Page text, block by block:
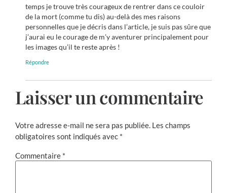
temps je trouve très courageux de rentrer dans ce couloir
de la mort (comme tu dis) au-delà des mes raisons
personnelles que je décris dans l’article, je suis pas sûre que
j’aurai eu le courage de m’y aventurer principalement pour
les images qu’il te reste après !
Répondre
Laisser un commentaire
Votre adresse e-mail ne sera pas publiée. Les champs
obligatoires sont indiqués avec *
Commentaire *